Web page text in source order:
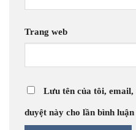
Trang web
Lưu tên của tôi,
duyệt này cho lần bình